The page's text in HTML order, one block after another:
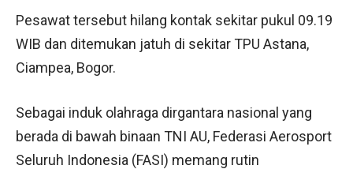
Pesawat tersebut hilang kontak sekitar pukul 09.19
WIB dan ditemukan jatuh di sekitar TPU Astana,
Ciampea, Bogor.
Sebagai induk olahraga dirgantara nasional yang
berada di bawah binaan TNI AU, Federasi Aerosport
Seluruh Indonesia (FASI) memang rutin